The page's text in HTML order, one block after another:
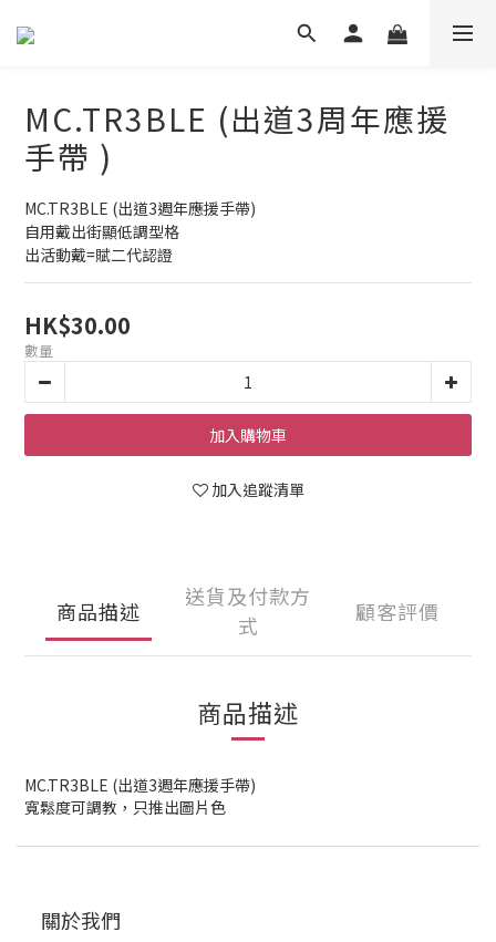
MC.TR3BLE (出道3周年應援
手帶 )
MC.TR3BLE (出道3週年應援手帶)
自用戴出街顯低調型格
出活動戴=賦二代認證
HK$30.00
數量
加入購物車
加入追蹤清單
商品描述
送貨及付款方
式
顧客評價
商品描述
MC.TR3BLE (出道3週年應援手帶)
寬鬆度可調教，只推出圖片色
關於我們